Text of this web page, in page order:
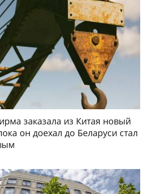
заказала из Китая новый
он доехал до Беларуси стал